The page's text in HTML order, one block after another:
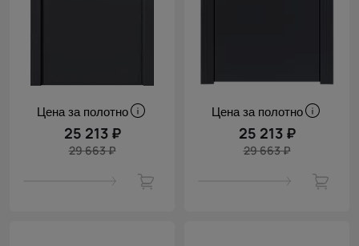
Цена за полотно
25 213 ₽
29 663 ₽
Цена за полотно
25 213 ₽
29 663 ₽